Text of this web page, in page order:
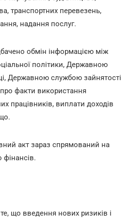
транспортних перевезень,
надання послуг.
обмін інформацією між
політики, Державною
Державною службою зайнятості
факти використання
працівників, виплати доходів
акт зараз спрямований на
фінансів.
що введення нових ризиків і